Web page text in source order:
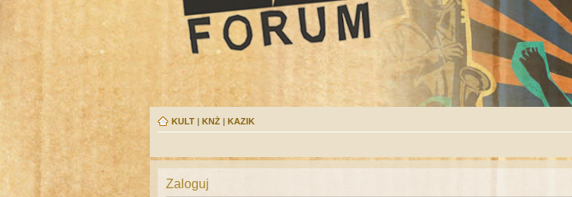
KULT | KNŻ | KAZIK
Zaloguj